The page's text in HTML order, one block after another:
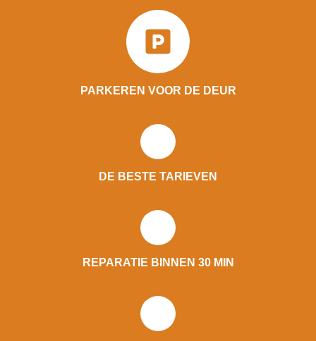
PARKEREN VOOR DE DEUR
DE BESTE TARIEVEN
REPARATIE BINNEN 30 MIN